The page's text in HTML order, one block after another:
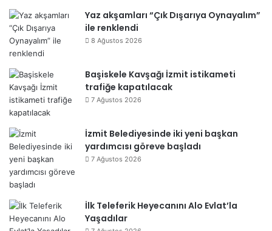
Yaz akşamları “Çık Dışarıya Oynayalım”
ile renklendi
8 Ağustos 2026
Başiskele Kavşağı İzmit istikameti
trafiğe kapatılacak
7 Ağustos 2026
İzmit Belediyesinde iki yeni başkan
yardımcısı göreve başladı
7 Ağustos 2026
İlk Teleferik Heyecanını Alo Evlat’la
Yaşadılar